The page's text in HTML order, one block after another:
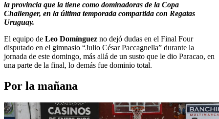
la provincia que la tiene como dominadoras de la Copa
Challenger, en la última temporada compartida con Regatas
Uruguay.
El equipo de Leo Domínguez no dejó dudas en el Final Four
disputado en el gimnasio “Julio César Paccagnella” durante la
jornada de este domingo, más allá de un susto que le dio Paracao, en
una parte de la final, lo demás fue dominio total.
Por la mañana